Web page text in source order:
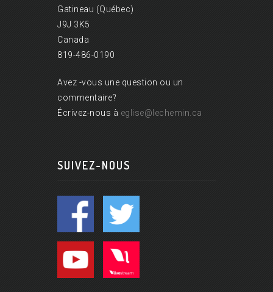
Gatineau (Québec)
J9J 3K5
Canada
819-486-0190
Avez -vous une question ou un
commentaire?
Écrivez-nous à eglise@lechemin.ca
SUIVEZ-NOUS